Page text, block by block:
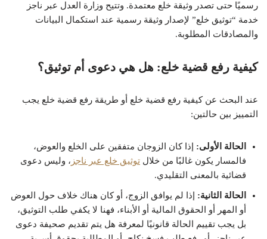
رسميًا حتى تصدر وثيقة خلع معتمدة. وتتيح وزارة العدل عبر ناجز
خدمة “توثيق خلع” لإصدار وثيقة رسمية عند استكمال البيانات
والمصادقات المطلوبة.
كيفية رفع قضية خلع: هل هي دعوى أم توثيق؟
عند البحث عن كيفية رفع قضية خلع أو طريقة رفع قضية خلع يجب
التمييز بين حالتين:
الحالة الأولى: إذا كان الزوجان متفقين على الخلع والعوض،
فالمسار يكون غالبًا من خلال توثيق خلع عبر ناجز ، وليس دعوى
قضائية بالمعنى التقليدي.
الحالة الثانية: إذا لم يوافق الزوج، أو كان هناك خلاف حول العوض
أو المهر أو الحقوق المالية أو الأبناء، فهنا لا يكفي طلب التوثيق،
بل يجب تقييم الحالة قانونيًا لمعرفة هل يتم تقديم صحيفة دعوى